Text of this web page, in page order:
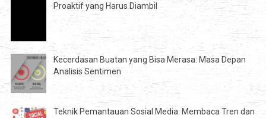
Proaktif yang Harus Diambil
Kecerdasan Buatan yang Bisa Merasa: Masa Depan
Analisis Sentimen
Teknik Pemantauan Sosial Media: Membaca Tren dan